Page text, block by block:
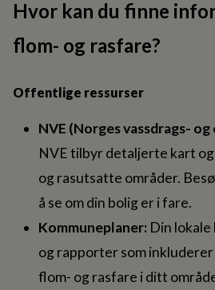
Hvor kan du finne
flom- og rasfare?
Offentlige ressurser
NVE (Norges vassdrags-
NVE tilbyr detaljerte kart
og rasutsatte områder.
å se om din bolig er i fare.
Kommuneplaner: Din lokale
og rapporter som
flom- og rasfare i ditt